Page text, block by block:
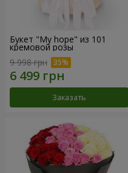
Букет "My hope" из 101
кремовой розы
9 998 грн
Заказать